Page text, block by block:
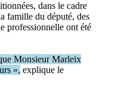
dans le cadre
famille du député, des
professionnelle ont été
Monsieur Marleix
», explique le